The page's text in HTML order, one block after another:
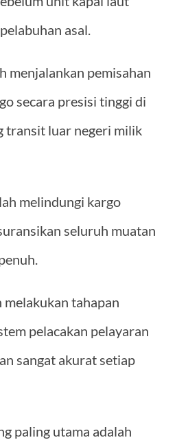
asal.
menjalankan pemisahan
secara presisi tinggi di
transit luar negeri milik
melindungi kargo
seluruh muatan
melakukan tahapan
pelacakan pelayaran
sangat akurat setiap
paling utama adalah